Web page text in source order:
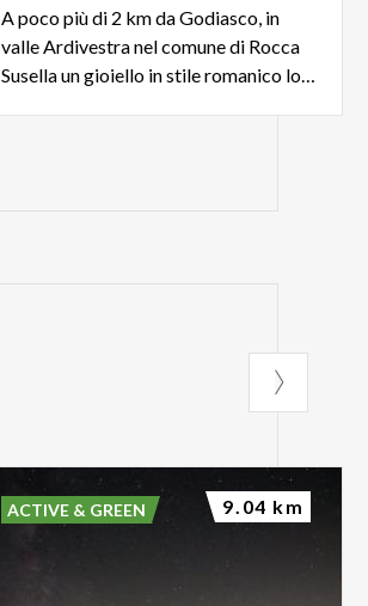
A poco più di 2 km da Godiasco, in
valle Ardivestra nel comune di Rocca
Susella un gioiello in stile romanico lombardo
ACTIVE & GREEN 9.04 km